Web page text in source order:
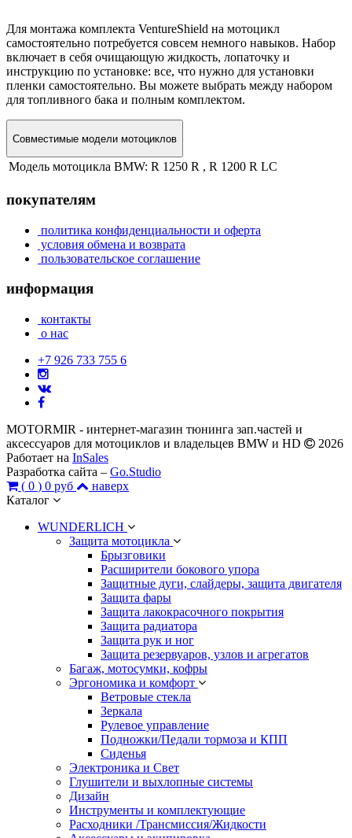
Для монтажа комплекта VentureShield на мотоцикл
самостоятельно потребуется совсем немного навыков. Набор
включает в себя очищающую жидкость, лопаточку и
инструкцию по установке: все, что нужно для установки
пленки самостоятельно. Вы можете выбрать между набором
для топливного бака и полным комплектом.
Совместимые модели мотоциклов
Модель мотоцикла BMW: R 1250 R , R 1200 R LC
покупателям
политика конфиденциальности и оферта
условия обмена и возврата
пользовательское соглашение
информация
контакты
о нас
+7 926 733 755 6
MOTORMIR - интернет-магазин тюнинга зап.частей и
аксессуаров для мотоциклов и владельцев BMW и HD
2026
Работает на InSales
Разработка сайта – Go.Studio
( 0 ) 0 руб
наверх
Каталог
WUNDERLICH
Защита мотоцикла
Брызговики
Расширители бокового упора
Защитные дуги, слайдеры, защита двигателя
Защита фары
Защита лакокрасочного покрытия
Защита радиатора
Защита рук и ног
Защита резервуаров, узлов и агрегатов
Багаж, мотосумки, кофры
Эргономика и комфорт
Ветровые стекла
Зеркала
Рулевое управление
Подножки/Педали тормоза и КПП
Сиденья
Электроника и Свет
Глушители и выхлопные системы
Дизайн
Инструменты и комплектующие
Расходники /Трансмиссия/Жидкости